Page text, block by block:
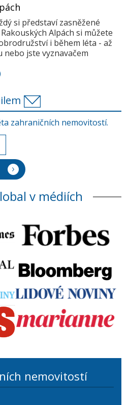
si představí zasněžené
Alpách si můžete
i během léta - až
nebo jste vyznavačem
zahraničních nemovitostí.
v médiích
nemovitostí